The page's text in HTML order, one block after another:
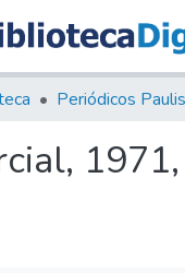
Periódicos